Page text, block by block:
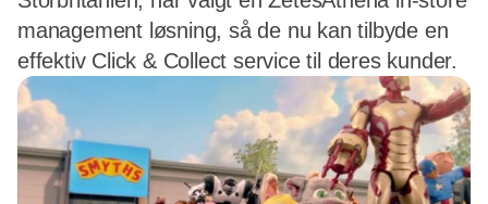
management løsning, så de nu kan tilbyde en
effektiv Click & Collect service til deres kunder.